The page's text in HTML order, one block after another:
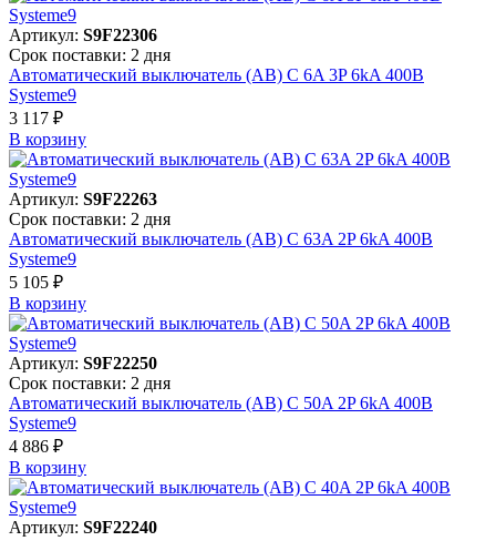
Артикул: S9F22306
Срок поставки: 2 дня
Автоматический выключатель (АВ) C 6A 3P 6kA 400В
Systeme9
3 117 ₽
В корзинy
Артикул: S9F22263
Срок поставки: 2 дня
Автоматический выключатель (АВ) C 63A 2P 6kA 400В
Systeme9
5 105 ₽
В корзинy
Артикул: S9F22250
Срок поставки: 2 дня
Автоматический выключатель (АВ) C 50A 2P 6kA 400В
Systeme9
4 886 ₽
В корзинy
Артикул: S9F22240